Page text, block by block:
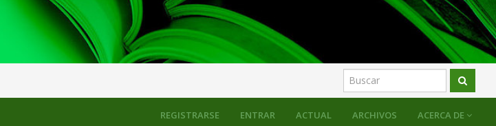
ACTUAL ARCHIVOS ACERCA DE
REGISTRARSE ENTRAR